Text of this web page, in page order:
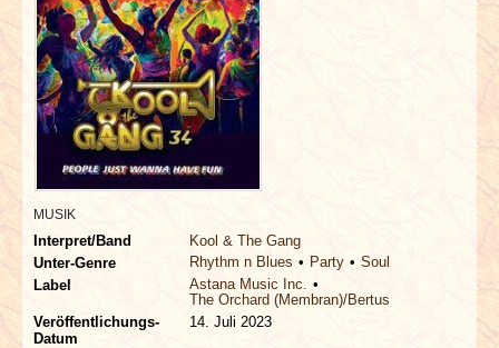
VERLOSUNGEN
INTERVIEWS
SPECIALS
REDAKTION
LINKS
ARCHIV
MUSIK
Interpret/Band
Kool & The Gang
Unter-Genre
Rhythm n Blues Party
Soul
Label
Astana Music Inc.
The Orchard (Membran)/Bertus
Veröffentlichungs-
Datum
14. Juli 2023